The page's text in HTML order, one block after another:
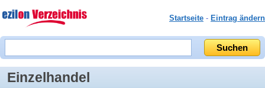
Startseite - Eintrag ändern
Einzelhandel